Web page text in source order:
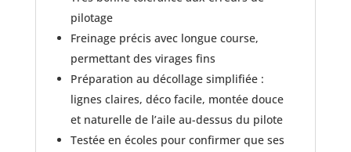
pilotage
Freinage précis avec longue course,
permettant des virages fins
Préparation au décollage simplifiée :
lignes claires, déco facile, montée douce
et naturelle de l’aile au-dessus du pilote
Testée en écoles pour confirmer que ses